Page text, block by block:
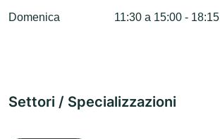
Domenica 11:30 a 15:00 -
Settori / Specializzazioni